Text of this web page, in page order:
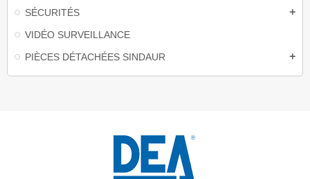
SÉCURITÉS add
VIDÉO SURVEILLANCE
PIÈCES DÉTACHÉES SINDAUR
add